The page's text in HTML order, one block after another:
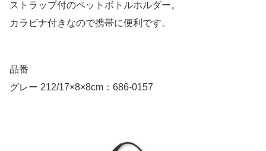
ストラップ付のペットボトルホルダー。
カラビナ付きなので携帯に便利です。
品番
グレー 212/17×8×8cm：686-0157